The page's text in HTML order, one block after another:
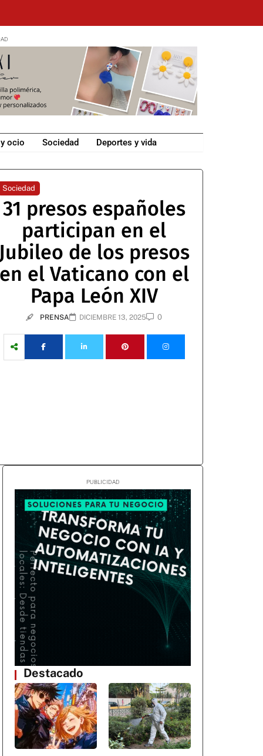
ocio Sociedad Deportes y vida
Sociedad
31 presos españoles
participan en el
Jubileo de los presos
en el Vaticano con el
Papa León XIV
PRENSA DICIEMBRE 13, 2025 0
Destacado